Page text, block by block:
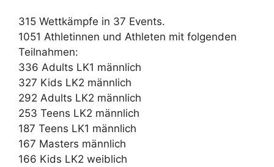
315 Wettkämpfe in 37 Events.
1051 Athletinnen und Athleten mit folgenden
Teilnahmen:
336 Adults LK1 männlich
327 Kids LK2 männlich
292 Adults LK2 männlich
253 Teens LK2 männlich
187 Teens LK1 männlich
167 Masters männlich
166 Kids LK2 weiblich